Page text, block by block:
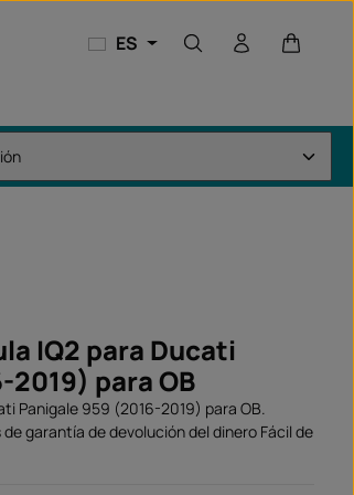
ES El
IQ2 para Ducati
para OB
Panigale 959 (2016-2019) para OB.
garantía de devolución del dinero Fácil de